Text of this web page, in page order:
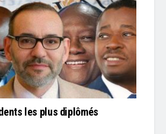
les plus diplômés